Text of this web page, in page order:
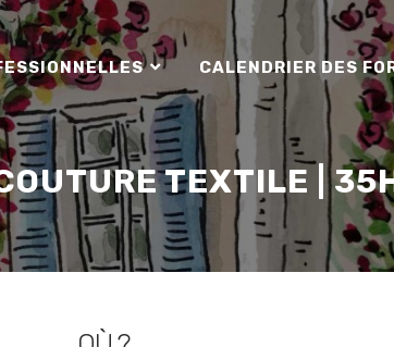
CALENDRIER DES
TEXTILE |